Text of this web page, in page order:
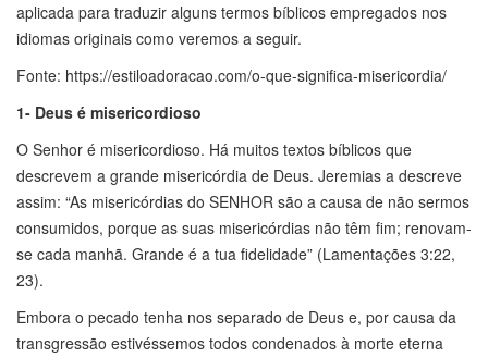
aplicada para traduzir alguns termos bíblicos empregados nos
idiomas originais como veremos a seguir.
Fonte: https://estiloadoracao.com/o-que-significa-misericordia/
1- Deus é misericordioso
O Senhor é misericordioso. Há muitos textos bíblicos que
descrevem a grande misericórdia de Deus. Jeremias a descreve
assim: “As misericórdias do SENHOR são a causa de não sermos
consumidos, porque as suas misericórdias não têm fim; renovam-
se cada manhã. Grande é a tua fidelidade” (Lamentações 3:22,
23).
Embora o pecado tenha nos separado de Deus e, por causa da
transgressão estivéssemos todos condenados à morte eterna